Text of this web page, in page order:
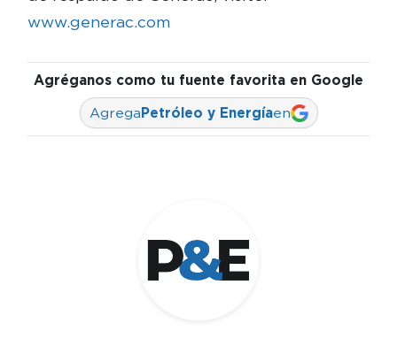
www.generac.com
Agréganos como tu fuente favorita en Google
Agrega Petróleo y Energíaen